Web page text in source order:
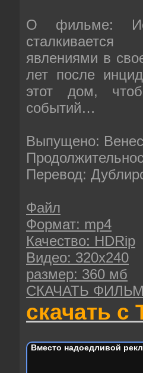
О фильме:
явлениями в
лет после
этот дом,
событий…
Выпущено:
Перевод:
Файл
Формат: mp4
Качество: HDRip
Видео: 320х240
размер: 360 мб
СКАЧАТЬ
скачать с
Вместо надоедливой